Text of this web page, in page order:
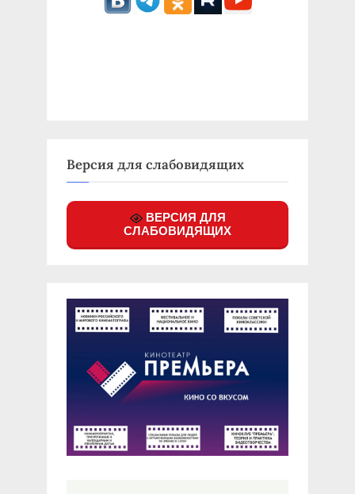
Версия для слабовидящих
ВЕРСИЯ ДЛЯ
СЛАБОВИДЯЩИХ